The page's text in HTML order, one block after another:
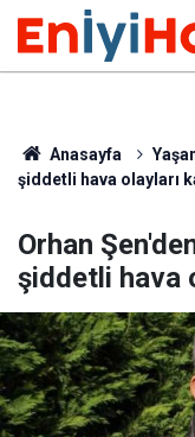
Anasayfa
şiddetli hava olayları
Orhan
şiddetli hava